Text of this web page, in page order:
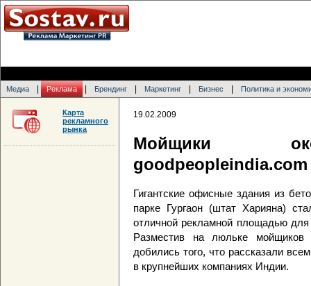
Медиа Реклама Брендинг Маркетинг Бизнес Политика и
19.02.2009
Мойщики
goodpeopleindia.com
Гигантские офисные здания из
парке Гургаон (штат Харияна)
отличной рекламной площадью для
Разместив на люльке мойщиков
добились того, что рассказали
в крупнейших компаниях Индии.
Карта
рекламного
рынка